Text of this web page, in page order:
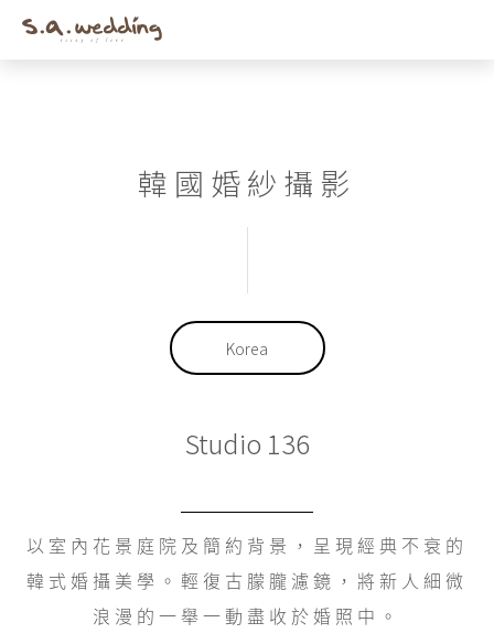
Skip
韓國婚紗攝影
Korea
Studio 136
以室內花景庭院及簡約背景，呈現經典不衰的
韓式婚攝美學。輕復古朦朧濾鏡，將新人細微
浪漫的一舉一動盡收於婚照中。